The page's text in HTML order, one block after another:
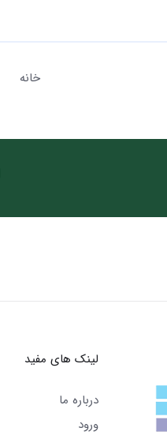
خانه
لینک های مفید
درباره ما
ورود